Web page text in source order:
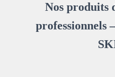
Nos produits
professionnels